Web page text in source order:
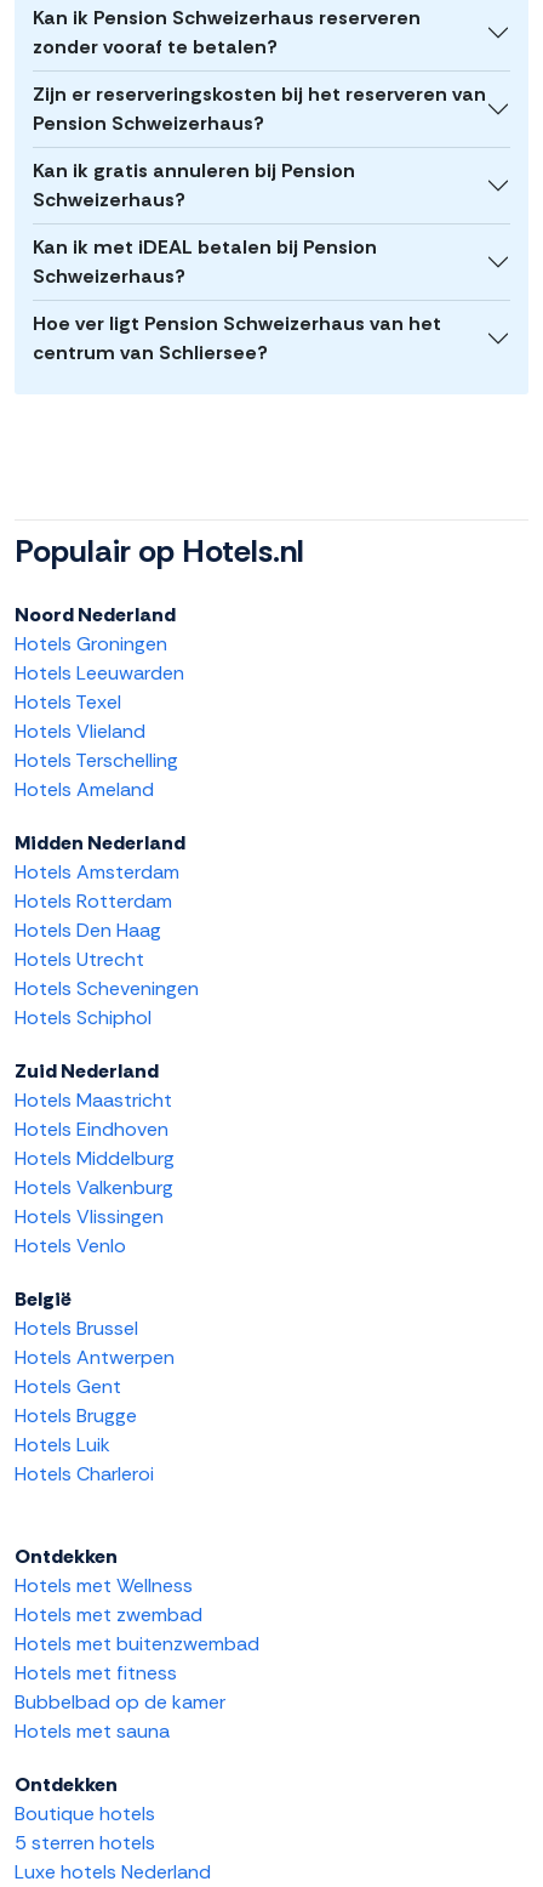
Kan ik Pension Schweizerhaus reserveren
zonder vooraf te betalen?
Zijn er reserveringskosten bij het reserveren van
Pension Schweizerhaus?
Kan ik gratis annuleren bij Pension
Schweizerhaus?
Kan ik met iDEAL betalen bij Pension
Schweizerhaus?
Hoe ver ligt Pension Schweizerhaus van het
centrum van Schliersee?
Populair op Hotels.nl
Noord Nederland
Hotels Groningen
Hotels Leeuwarden
Hotels Texel
Hotels Vlieland
Hotels Terschelling
Hotels Ameland
Midden Nederland
Hotels Amsterdam
Hotels Rotterdam
Hotels Den Haag
Hotels Utrecht
Hotels Scheveningen
Hotels Schiphol
Zuid Nederland
Hotels Maastricht
Hotels Eindhoven
Hotels Middelburg
Hotels Valkenburg
Hotels Vlissingen
Hotels Venlo
België
Hotels Brussel
Hotels Antwerpen
Hotels Gent
Hotels Brugge
Hotels Luik
Hotels Charleroi
Ontdekken
Hotels met Wellness
Hotels met zwembad
Hotels met buitenzwembad
Hotels met fitness
Bubbelbad op de kamer
Hotels met sauna
Ontdekken
Boutique hotels
5 sterren hotels
Luxe hotels Nederland